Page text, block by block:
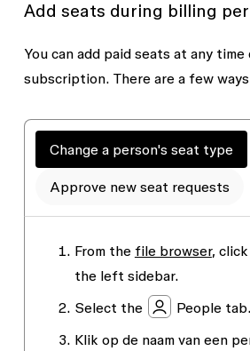
Add seats during billing
You can add paid seats at any time
subscription. There are a few
Change a person's seat type
Approve new seat requests
From the file browser, click
the left sidebar.
Select the
Peopletab.
Klik op de naam van een